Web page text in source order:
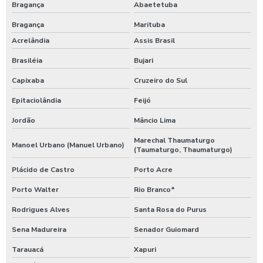
Bragança Abaetetuba
Bragança
Marituba
Acrelândia
Assis Brasil
Brasiléia Bujari
Capixaba Cruzeiro do Sul
Epitaciolândia Feijó
Jordão Mâncio Lima
Manoel Urbano (Manuel Urbano)
Marechal Thaumaturgo
(Taumaturgo, Thaumaturgo)
Plácido de Castro Porto Acre
Porto Walter Rio Branco*
Rodrigues Alves Santa Rosa do Purus
Sena Madureira Senador Guiomard
Tarauacá
Xapuri